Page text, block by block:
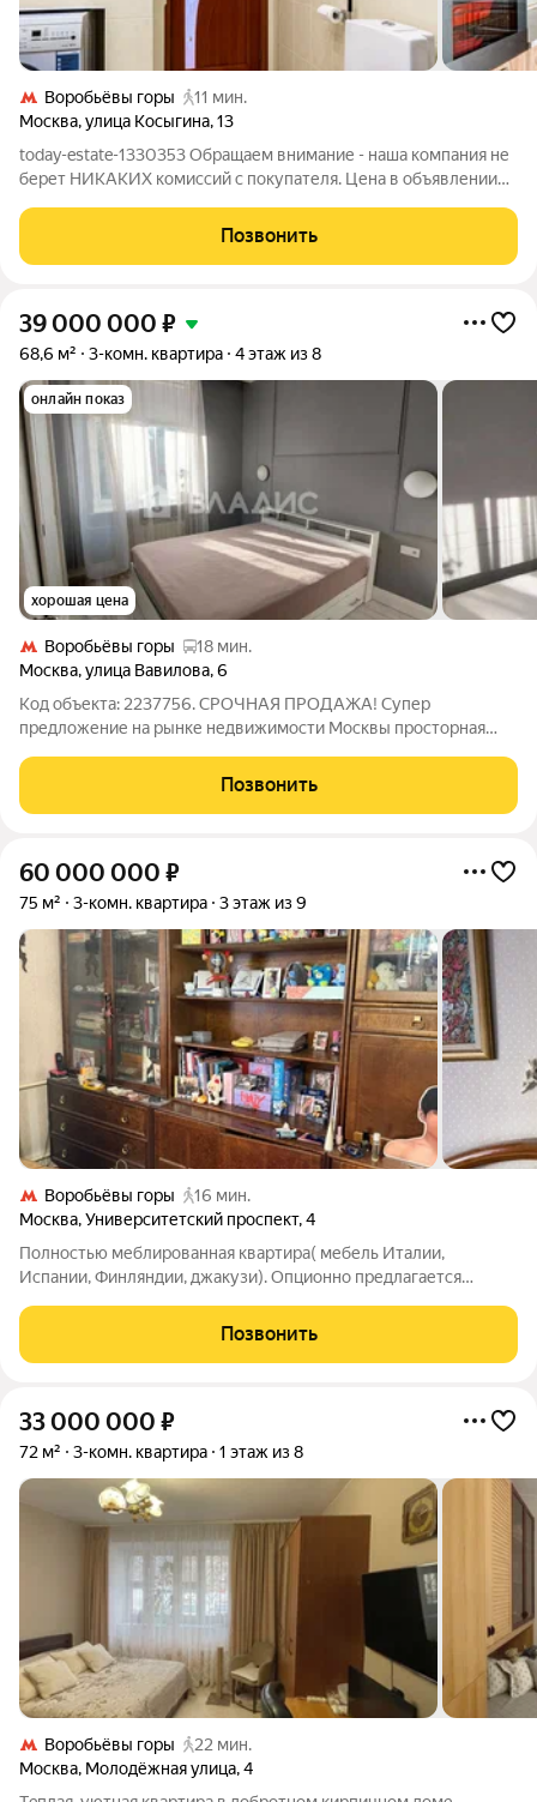
Воробьёвы горы
11 мин.
Москва,улица Косыгина,13
today-estate-1330353 Обращаем внимание - наша компания не
берет НИКАКИХ комиссий с покупателя. Цена в объявлении
окон вид на Москва-Сити.
Позвонить
39 000 000 ₽
68,6 м² 3-комн. квартира 4 этаж из 8
онлайн показ
хорошая цена
Воробьёвы горы
18 мин.
Москва,улица Вавилова,6
Код объекта: 2237756. СРОЧНАЯ ПРОДАЖА! Супер
предложение на рынке недвижимости Москвы просторная
Вавилова, 6 -метро Ленинский проспект - 1 мин.пешком .
Квартира расположена на 4 этаже 8-этажного
Позвонить
60 000 000 ₽
75 м² 3-комн. квартира 3 этаж из 9
Воробьёвы горы
16 мин.
Москва,Университетский проспект,4
Полностью меблированная квартира( мебель Италии,
Испании, Финляндии, джакузи). Опционно предлагается
Позвонить
33 000 000 ₽
72 м² 3-комн. квартира 1 этаж из 8
Воробьёвы горы
22 мин.
Москва, Молодёжная улица,4